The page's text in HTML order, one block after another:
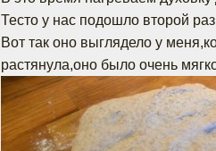
Тесто у нас подошло второй
Вот так оно выглядело у
растянула,оно было очень